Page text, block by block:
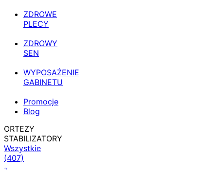
ZDROWE
PLECY
ZDROWY
SEN
WYPOSAŻENIE
GABINETU
Promocje
Blog
ORTEZY
STABILIZATORY
Wszystkie
(407)